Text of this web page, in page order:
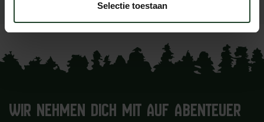
Selectie toestaan
WIR NEHMEN DICH MIT AUF ABENTEUER